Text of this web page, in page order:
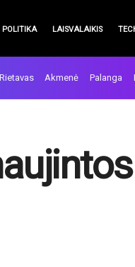
POLITIKA LAISVALAIKIS
Rietavas Akmenė Palanga